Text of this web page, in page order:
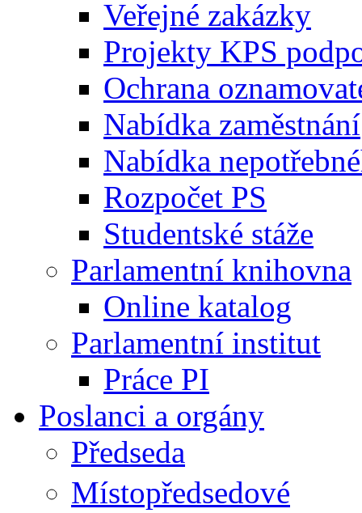
Veřejné zakázky
Projekty KPS
Ochrana
Nabídka zaměstnání
Nabídka
Rozpočet PS
Studentské stáže
Parlamentní knihovna
Online katalog
Parlamentní institut
Práce PI
Poslanci a orgány
Předseda
Místopředsedové